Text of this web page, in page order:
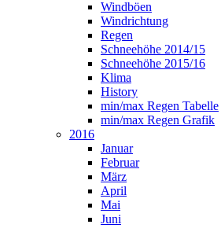
Windböen
Windrichtung
Regen
Schneehöhe 2014/15
Schneehöhe 2015/16
Klima
History
min/max Regen Tabelle
min/max Regen Grafik
2016
Januar
Februar
März
April
Mai
Juni